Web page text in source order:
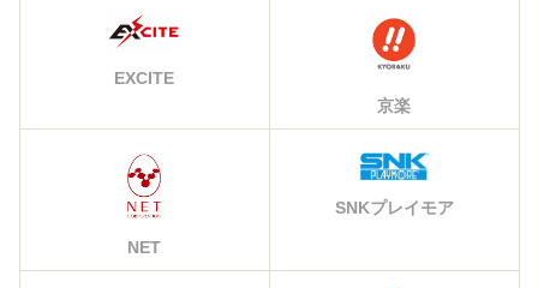
EXCITE
京楽
NET
SNKプレイモア